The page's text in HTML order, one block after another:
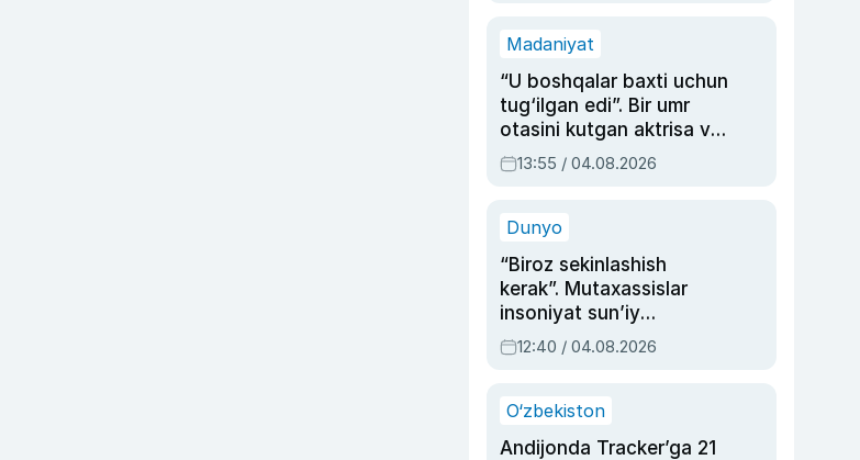
Madaniyat
“U boshqalar baxti uchun
tug‘ilgan edi”. Bir umr
otasini kutgan aktrisa va
dublyaj ustasi Rimma
Ahmedovaning
13:55 / 04.08.2026
Dunyo
“Biroz sekinlashish
kerak”. Mutaxassislar
insoniyat sun’iy
intellektni boshqara
olmay qolishidan xavotir
12:40 / 04.08.2026
O‘zbekiston
Andijonda Tracker’ga 21